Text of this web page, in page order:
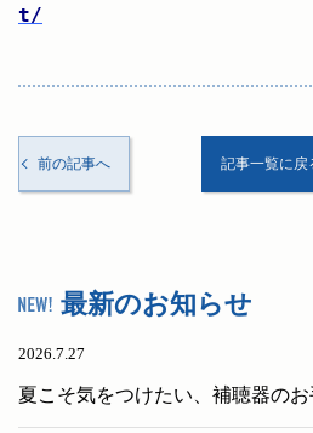
t/
前の記事へ 記事一覧に戻
最新のお知らせ
2026.7.27
夏こそ気をつけたい、補聴器の